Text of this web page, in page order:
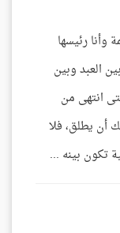
وأنا رئيسها
العبد وبين
انتهى من
أن يطلق، فلا
تكون بينه ...